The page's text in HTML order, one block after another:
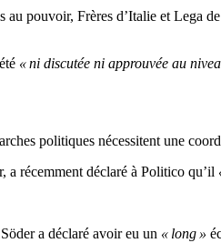
pouvoir, Frères d’Italie et Lega
« ni discutée ni approuvée au
politiques nécessitent une
a récemment déclaré à Politico qu’il
a déclaré avoir eu un « long »